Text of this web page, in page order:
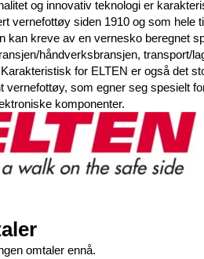
og innovativ teknologi er
vernefottøy siden 1910 og som hele
kan kreve av en vernesko beregnet
håndverksbransjen, transport/
for ELTEN er også det
vernefottøy, som egner seg spesielt
komponenter.
omtaler ennå.